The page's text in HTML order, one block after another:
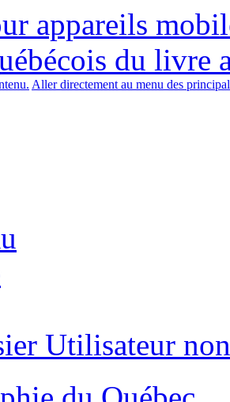
appareils
du livre
Aller directement au menu des
Utilisateur